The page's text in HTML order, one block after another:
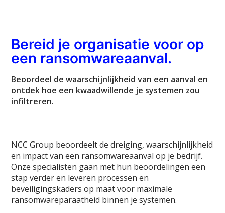
Bereid je organisatie voor op
een ransomwareaanval.
Beoordeel de waarschijnlijkheid van een aanval en
ontdek hoe een kwaadwillende je systemen zou
infiltreren.
NCC Group beoordeelt de dreiging, waarschijnlijkheid
en impact van een ransomwareaanval op je bedrijf.
Onze specialisten gaan met hun beoordelingen een
stap verder en leveren processen en
beveiligingskaders op maat voor maximale
ransomwareparaatheid binnen je systemen.